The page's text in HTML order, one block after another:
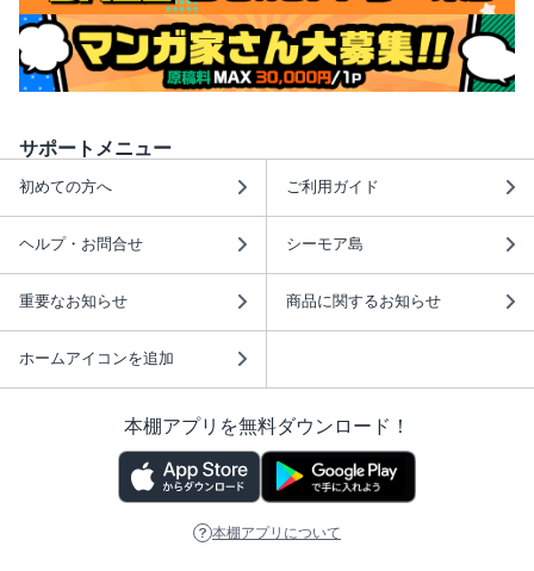
サポートメニュー
初めての方へ ご利用ガイド
ヘルプ・お問合せ シーモア島
重要なお知らせ 商品に関するお知らせ
ホームアイコンを追加
本棚アプリを無料ダウンロード！
本棚アプリについて